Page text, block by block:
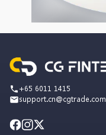
+65 6011 1415
support.cn@cgtrade.com